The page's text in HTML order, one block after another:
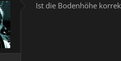
Ist die Bodenhöhe